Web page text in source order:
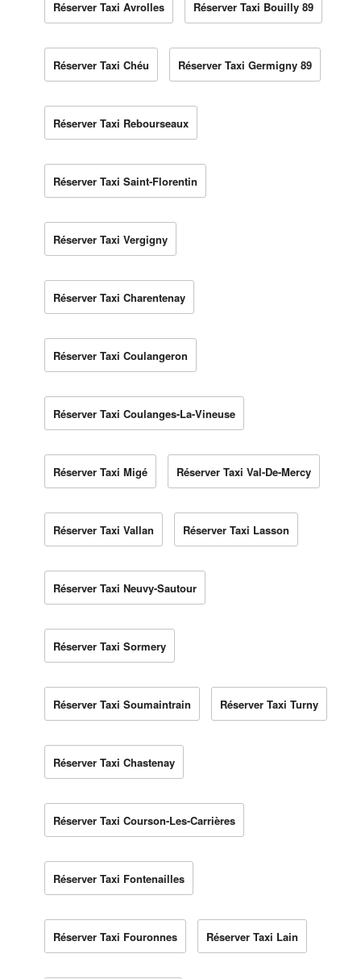
Réserver Taxi Avrolles Réserver Taxi Bouilly 89
Réserver Taxi Chéu Réserver Taxi Germigny 89
Réserver Taxi Rebourseaux
Réserver Taxi Saint-Florentin
Réserver Taxi Vergigny
Réserver Taxi Charentenay
Réserver Taxi Coulangeron
Réserver Taxi Coulanges-La-Vineuse
Réserver Taxi Migé Réserver Taxi Val-De-Mercy
Réserver Taxi Vallan Réserver Taxi Lasson
Réserver Taxi Neuvy-Sautour
Réserver Taxi Sormery
Réserver Taxi Soumaintrain Réserver Taxi Turny
Réserver Taxi Chastenay
Réserver Taxi Courson-Les-Carrières
Réserver Taxi Fontenailles
Réserver Taxi Fouronnes Réserver Taxi Lain